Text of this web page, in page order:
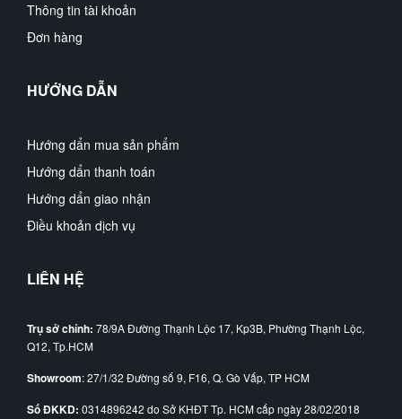
Thông tin tài khoản
Đơn hàng
HƯỚNG DẪN
Hướng dẩn mua sản phẩm
Hướng dẩn thanh toán
Hướng dẩn giao nhận
Điều khoản dịch vụ
LIÊN HỆ
Trụ sở chính: 78/9A Đường Thạnh Lộc 17, Kp3B, Phường Thạnh Lộc,
Q12, Tp.HCM
Showroom: 27/1/32 Đường số 9, F16, Q. Gò Vấp, TP HCM
Số ĐKKD: 0314896242 do Sở KHĐT Tp. HCM cấp ngày 28/02/2018